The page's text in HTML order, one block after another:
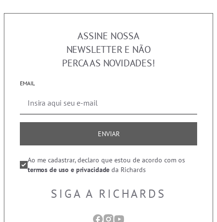
ASSINE NOSSA
NEWSLETTER E NÃO
PERCA AS NOVIDADES!
EMAIL
ENVIAR
Ao me cadastrar, declaro que estou de acordo com os
termos de uso e privacidade da Richards
SIGA A RICHARDS